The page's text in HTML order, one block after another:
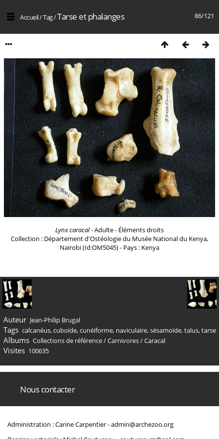
86/121
Accueil/Tag/Tarse et phalanges
Lynx caracal- Adulte - Éléments droits
Collection : Département d'Ostéologie du Musée National du Kenya,
Nairobi (Id:OM5045) - Pays : Kenya
Auteur Jean-Philip Brugal
Tags calcanéus,cuboïde,cunéiforme, naviculaire,sésamoïde,talus,tarse
Albums Collections de référence/Carnivores/Caracal
Visites 100635
Nous contacter
Administration : Carine Carpentier -admin@archezoo.org